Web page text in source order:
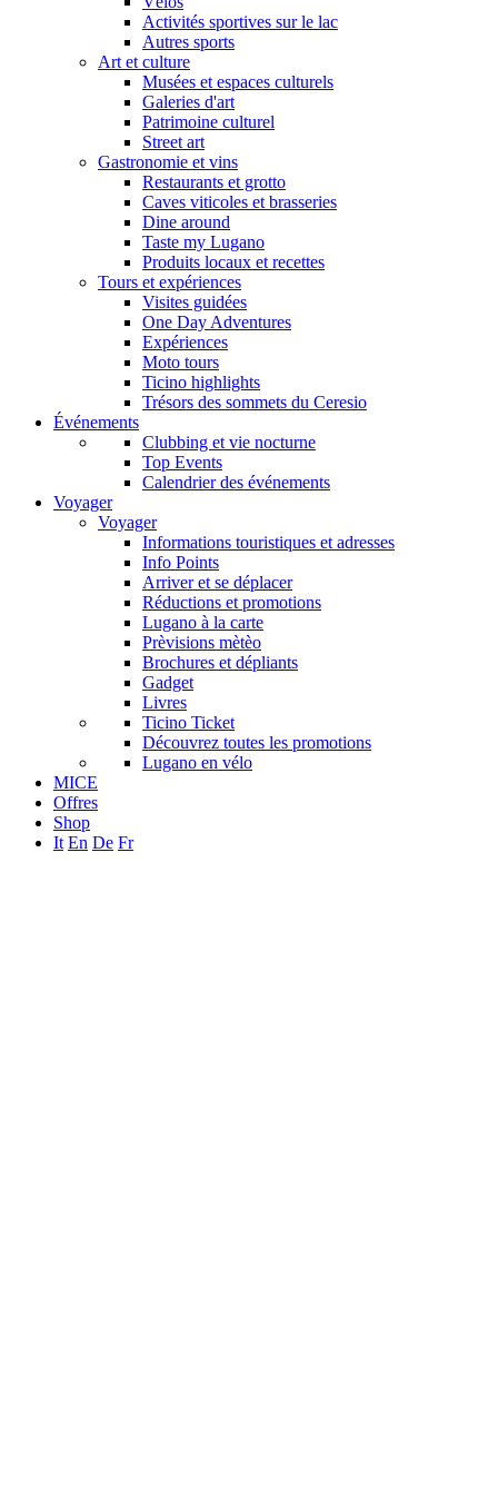
Activités sportives sur le lac
Autres sports
Art et culture
Musées et espaces culturels
Galeries d'art
Patrimoine culturel
Street art
Gastronomie et vins
Restaurants et grotto
Caves viticoles et brasseries
Dine around
Taste my Lugano
Produits locaux et recettes
Tours et expériences
Visites guidées
One Day Adventures
Expériences
Moto tours
Ticino highlights
Trésors des sommets du Ceresio
Événements
Clubbing et vie nocturne
Top Events
Calendrier des événements
Voyager
Voyager
Informations touristiques et adresses
Info Points
Arriver et se déplacer
Réductions et promotions
Lugano à la carte
Prèvisions mètèo
Brochures et dépliants
Gadget
Livres
Ticino Ticket
Découvrez toutes les promotions
Lugano en vélo
MICE
Offres
Shop
It En De Fr